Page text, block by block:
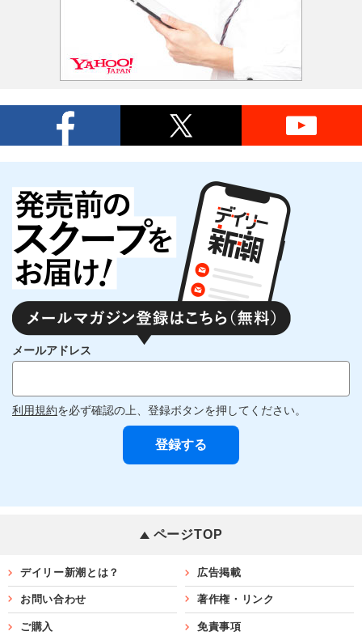
メールアドレス
利用規約を必ず確認の上、登録ボタンを押してください。
ページTOP
デイリー新潮とは？ 広告掲載
お問い合わせ 著作権・リンク
ご購入 免責事項